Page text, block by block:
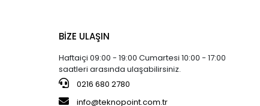
BİZE ULAŞIN
Haftaiçi 09:00 - 19:00 Cumartesi 10:00 - 17:00
saatleri arasında ulaşabilirsiniz.
0216 680 2780
info@teknopoint.com.tr